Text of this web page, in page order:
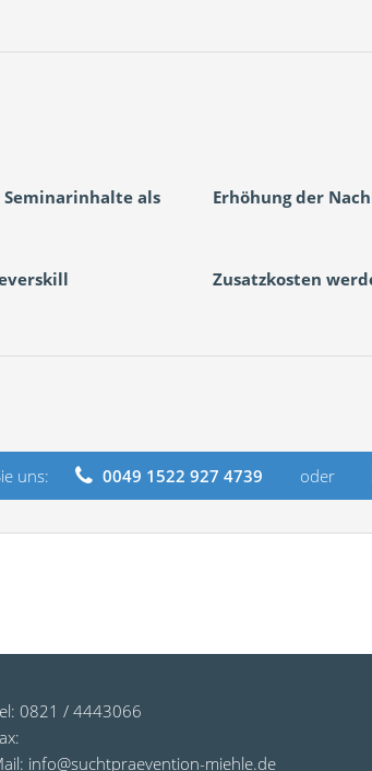
Seminarinhalte als
Erhöhung der
Zusatzkosten
uns: 0049 1522 927 4739 oder
0821 / 4443066
info@suchtpraevention-miehle.de